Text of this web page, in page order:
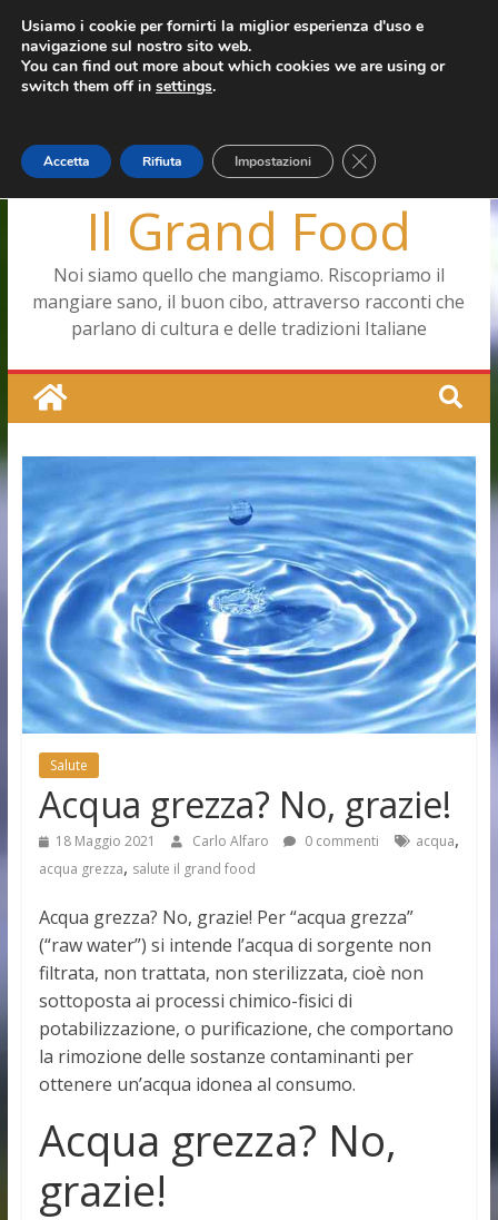
Salta
contenuto
mercoledì, Agosto 5, 2026
Ultimo: Capodimonte, ritorna la tavola di corte
Pizza a Corte
Le carote, alleate della pelle e non solo
Il Grand Food
Noi siamo quello che mangiamo. Riscopriamo il
mangiare sano, il buon cibo, attraverso racconti che
parlano di cultura e delle tradizioni Italiane
Salute
Acqua grezza? No, grazie!
18 Maggio 2021 Carlo Alfaro 0 commenti acqua,
acqua grezza, salute il grand food
Acqua grezza? No, grazie! Per “acqua grezza”
(“raw water”) si intende l’acqua di sorgente non
filtrata, non trattata, non sterilizzata, cioè non
sottoposta ai processi chimico-fisici di
potabilizzazione, o purificazione, che comportano
la rimozione delle sostanze contaminanti per
ottenere un’acqua idonea al consumo.
Acqua grezza? No,
grazie!
Usiamo i cookie per fornirti la miglior esperienza d'uso e
navigazione sul nostro sito web.
You can find out more about which cookies we are using or
switch them off in settings.
Accetta Rifiuta Impostazioni Close GDPR